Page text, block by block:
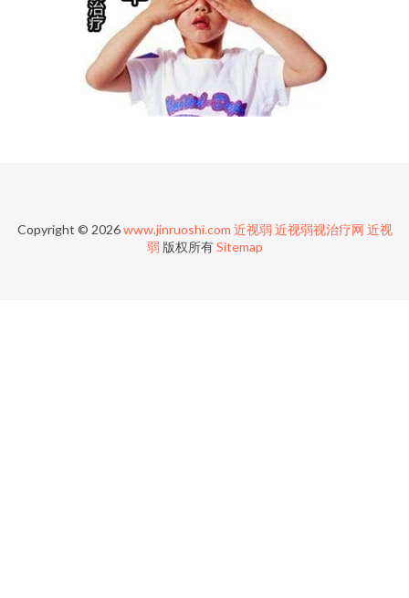
Copyright © 2026www.jinruoshi.com 近视弱 近视弱视治疗网 近视
弱 版权所有Sitemap